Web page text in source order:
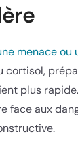
menace ou
cortisol,
plus
face aux